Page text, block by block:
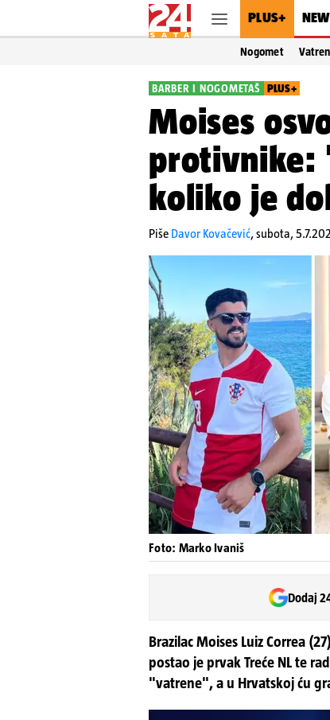
PLUS+
Nogomet
BARBER I NOGOMETAŠ PLUS+
Moises
protivnike:
koliko je
Piše Davor Kovačević,subota,
Foto: Marko Ivaniš
Dodaj
Brazilac Moises Luiz Correa
postao je prvak Treće NL te
"vatrene", a u Hrvatskoj ću